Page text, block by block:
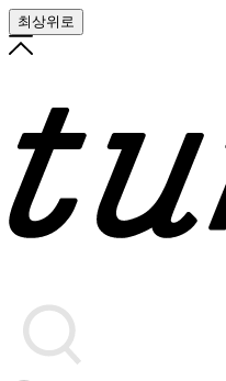
최상위로